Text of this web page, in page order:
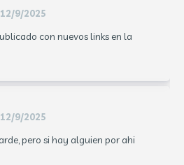
12/9/2025
con nuevos links en la
12/9/2025
pero si hay alguien por ahi